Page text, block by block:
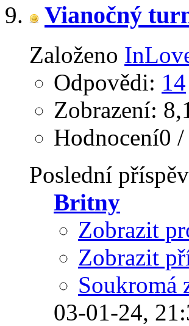
Vianočný
Založeno
Odpovědi: 14
Zobrazení:
Hodnocení0 /
Poslední
Britny
Zobrazit
Zobrazit
Soukromá
03-01-24,